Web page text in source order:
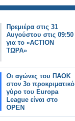
Πρεμιέρα στις 31
Αυγούστου στις 09:50
για το «ACTION
ΤΩΡΑ»
Οι αγώνες του ΠΑΟΚ
στον 3ο προκριματικό
γύρο του Europa
League είναι στο
OPEN